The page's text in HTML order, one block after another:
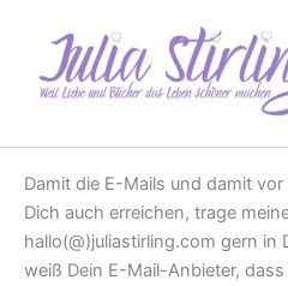
springen
Damit die E-Mails und damit
Dich auch erreichen, trage
hallo(@)juliastirling.com gern in
weiß Dein E-Mail-Anbieter,